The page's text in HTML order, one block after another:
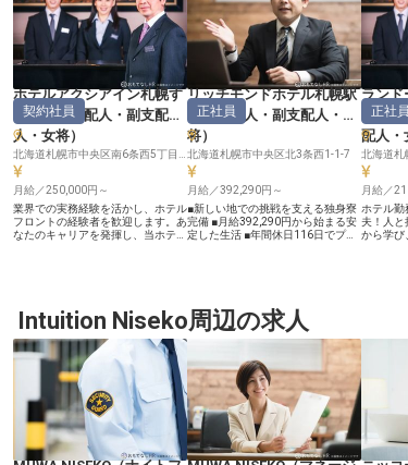
ホテルアクシアイン札幌す
すきの（支配人・副支配
人・女将）
契約社員
月給／250,000円～
業界での実務経験を活かし、ホテル
フロントの経験者を歓迎します。あ
なたのキャリアを発揮し、当ホテル
立地。観光やビジネスの中心地で、
多くのお客様に選ばれるホテルで
す。安定した休みを確保しながら、
自分の時間も大切にできます。※こ
の求人は2023年8月9日時点の情報
リッチモンドホテル札幌駅
前（支配人・副支配人・女
将）
正社員
北海道札幌市中央区北3条西1-1-7
月給／392,290円～
■新しい地での挑戦を支える独身寮
完備 ■月給392,290円から始まる安
定した生活 ■年間休日116日でプラ
おもてなしを大切にしています。
訪れる皆様が心から安らぎ、笑顔に
なれるような空間を提供することを
使命としています。 細やかな気配
りと温かいサービスで、お客様にと
って忘れられない滞在を演出する喜
びを共に分かち合いませんか。 あ
なたのホスピタリティが、お客様の
感動へと繋がります。 ーー【あな
たの成長を支え、未来を拓く職場環
境】 当ホテルでは、宿泊支配人と
してお客様への最高のおもてなしを
ランド
のスイ
配人・
正社員
北海道札
月給／
ホテル勤
夫！人と
から学び
プ施設を
Intuition Niseko周辺の求人